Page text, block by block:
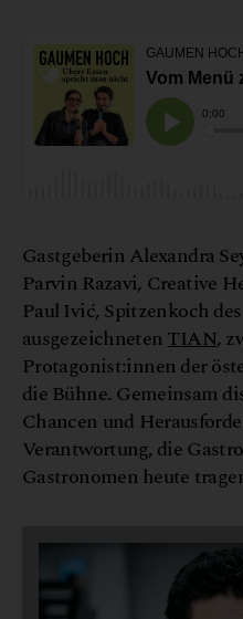
Gastgeberin Alexandra
Parvin Razavi, Creative
Paul Ivić, Spitzenkoch
ausgezeichnetenTIAN,
Protagonist:innen der
die Bühne. Gemeinsam
Chancen und
Verantwortung, die
Gastronomen heute